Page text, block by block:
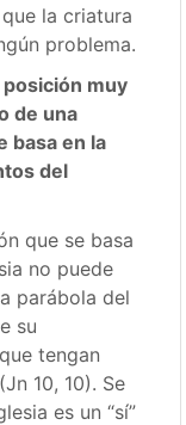
la criatura
problema.
posición muy
de una
basa en la
del
que se basa
no puede
parábola del
su
tengan
10, 10). Se
es un “sí”